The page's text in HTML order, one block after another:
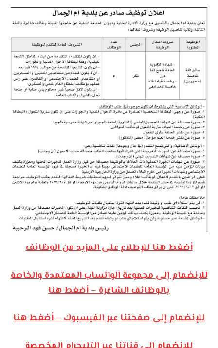
أضغط هنا للإطلاع على المزيد من الوظائف
للإنضمام إلى مجموعة الواتساب المعتمدة والخاصة
بالوظائف الشاغرة – أضغط هنا
للإنضمام إلى صفحتنا عبر الفيسبوك – أضغط هنا